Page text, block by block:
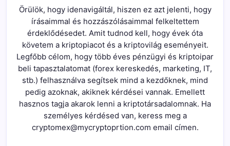
Örülök, hogy idenavigáltál, hiszen ez azt jelenti, hogy
írásaimmal és hozzászólásaimmal felkeltettem
érdeklődésedet. Amit tudnod kell, hogy évek óta
követem a kriptopiacot és a kriptovilág eseményeit.
Legfőbb célom, hogy több éves pénzügyi és kriptoipar
beli tapasztalatomat (forex kereskedés, marketing, IT,
stb.) felhasználva segítsek mind a kezdőknek, mind
pedig azoknak, akiknek kérdései vannak. Emellett
hasznos tagja akarok lenni a kriptotársadalomnak. Ha
személyes kérdésed van, keress meg a
cryptomex@mycryptoprtion.com email címen.